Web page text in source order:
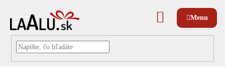
NÁKUPNÝ
KOŠÍK